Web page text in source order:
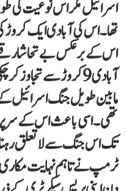
اسرائیل مگر اس نوعیت کی
تھا۔ اس کی آبادی ایک کروڑ
اس کے برعکس بے تحاشا
آبادی 9کروڑ سے
مابین طویل جنگ اسرائیل کے
تھی۔ اسی باعث اس کے
تک اس جنگ سے لاتعلق رہنا
ٹرمپ نے تاہم نہایت